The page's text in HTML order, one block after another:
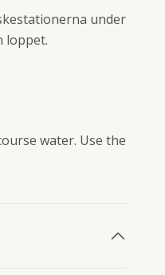
under
loppet.
water. Use the